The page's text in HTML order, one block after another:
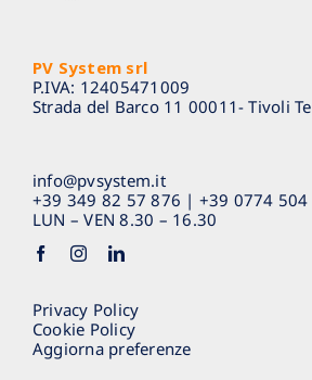
PV System srl
P.IVA: 12405471009
Strada del Barco 11 00011- Tivoli
info@pvsystem.it
+39 349 82 57 876 | +39 0774 504
LUN – VEN 8.30 – 16.30
Privacy Policy
Cookie Policy
Aggiorna preferenze